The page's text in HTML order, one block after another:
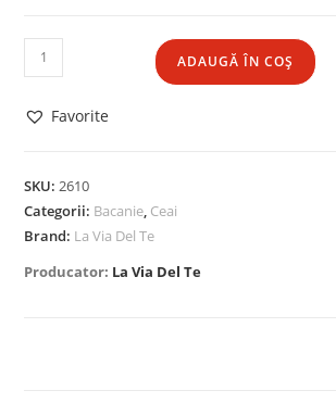
ADAUGĂ ÎN COȘ
Favorite
SKU:2610
Categorii: Bacanie, Ceai
Brand: La Via Del Te
Producator: La Via Del Te